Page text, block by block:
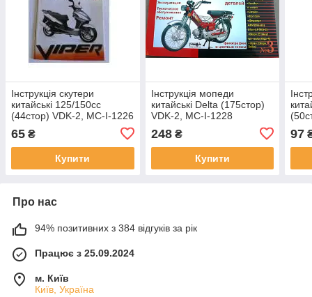
Інструкція скутери
китайські 125/150cc
(44стор) VDK-2, MC-I-1226
65 ₴
Купити
Інструкція мопеди
китайські Delta (175стор)
VDK-2, MC-I-1228
248₴
Купити
97
Про нас
94% позитивних з 384 відгуків за рік
Працює з 25.09.2024
м. Київ
Київ, Україна